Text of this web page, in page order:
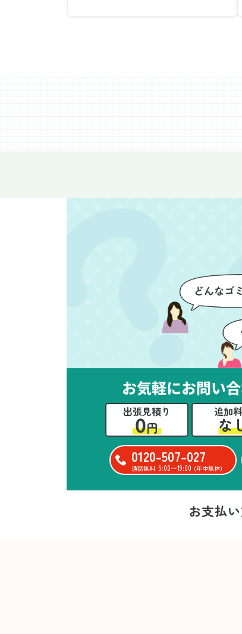
了後には部屋全体を清掃してい
ただき、まるで新しい家のよう
な清潔感に感動しました。
お気軽にお問い
出張見積り
0円
追加
な
0120-507-027
通話無料 9:00〜19:00 (年中無休)
お支払